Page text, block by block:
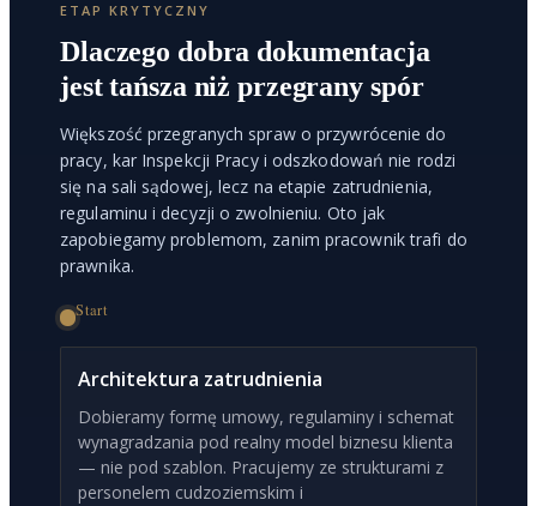
ETAP KRYTYCZNY
Dlaczego dobra dokumentacja
jest tańsza niż przegrany spór
Większość przegranych spraw o przywrócenie do
pracy, kar Inspekcji Pracy i odszkodowań nie rodzi
się na sali sądowej, lecz na etapie zatrudnienia,
regulaminu i decyzji o zwolnieniu. Oto jak
zapobiegamy problemom, zanim pracownik trafi do
prawnika.
Start
Architektura zatrudnienia
Dobieramy formę umowy, regulaminy i schemat
wynagradzania pod realny model biznesu klienta
— nie pod szablon. Pracujemy ze strukturami z
personelem cudzoziemskim i